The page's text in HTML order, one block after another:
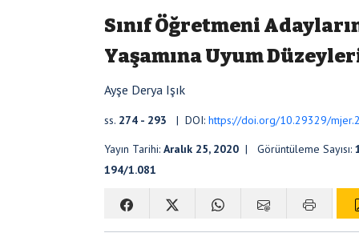
Sınıf Öğretmeni
Yaşamına Uyum
Ayşe Derya Işık
ss. 274 - 293 | DOI: https://doi.org/10.29329/
Yayın Tarihi: Aralık 25, 2020 | Görüntüleme Sayısı:
194/1.081